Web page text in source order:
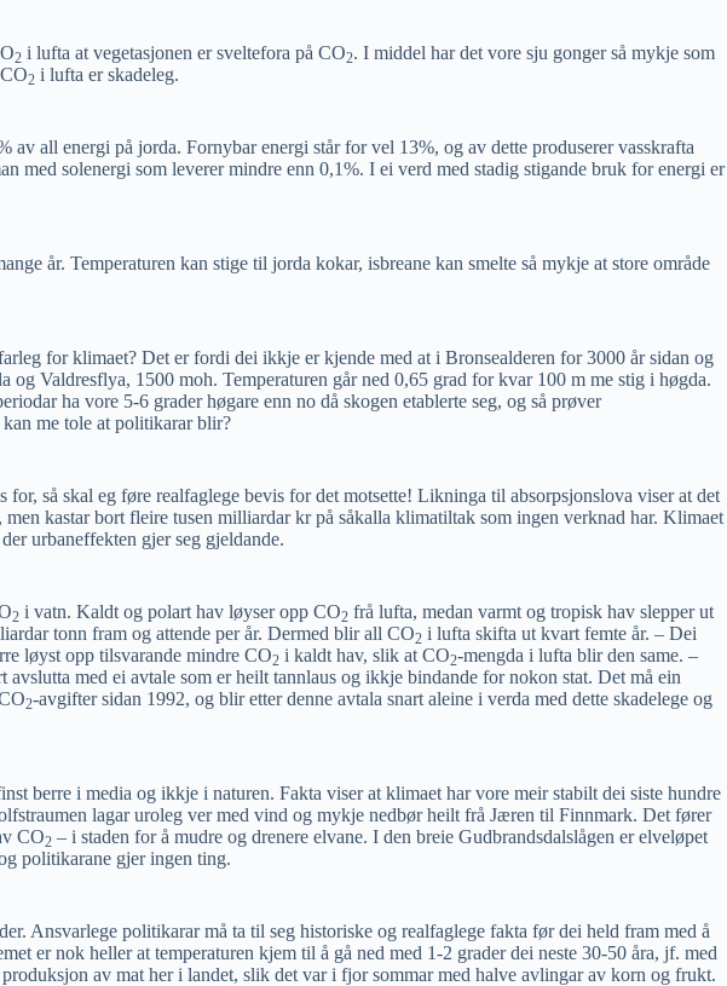
2 i lufta at vegetasjonen er sveltefora på CO2. I middel har det vore sju gonger så mykje som
2 i lufta er skadeleg.
all energi på jorda. Fornybar energi står for vel 13%, og av dette produserer vasskrafta
med solenergi som leverer mindre enn 0,1%. I ei verd med stadig stigande bruk for energi er
år. Temperaturen kan stige til jorda kokar, isbreane kan smelte så mykje at store område
for klimaet? Det er fordi dei ikkje er kjende med at i Bronsealderen for 3000 år sidan og
Valdresflya, 1500 moh. Temperaturen går ned 0,65 grad for kvar 100 m me stig i høgda.
ha vore 5-6 grader høgare enn no då skogen etablerte seg, og så prøver
me tole at politikarar blir?
så skal eg føre realfaglege bevis for det motsette! Likninga til absorpsjonslova viser at det
kastar bort fleire tusen milliardar kr på såkalla klimatiltak som ingen verknad har. Klimaet
urbaneffekten gjer seg gjeldande.
2 i vatn. Kaldt og polart hav løyser opp CO2 frå lufta, medan varmt og tropisk hav slepper ut
tonn fram og attende per år. Dermed blir all CO2 i lufta skifta ut kvart femte år. – Dei
løyst opp tilsvarande mindre CO2 i kaldt hav, slik at CO2-mengda i lufta blir den same. –
med ei avtale som er heilt tannlaus og ikkje bindande for nokon stat. Det må ein
2-avgifter sidan 1992, og blir etter denne avtala snart aleine i verda med dette skadelege og
berre i media og ikkje i naturen. Fakta viser at klimaet har vore meir stabilt dei siste hundre
lagar uroleg ver med vind og mykje nedbør heilt frå Jæren til Finnmark. Det fører
CO2 – i staden for å mudre og drenere elvane. I den breie Gudbrandsdalslågen er elveløpet
politikarane gjer ingen ting.
Ansvarlege politikarar må ta til seg historiske og realfaglege fakta før dei held fram med å
er nok heller at temperaturen kjem til å gå ned med 1-2 grader dei neste 30-50 åra, jf. med
av mat her i landet, slik det var i fjor sommar med halve avlingar av korn og frukt.